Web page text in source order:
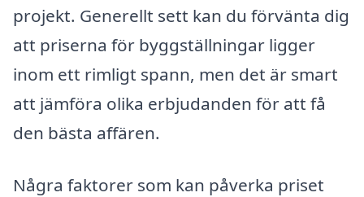
projekt. Generellt sett kan du förvänta dig
att priserna för byggställningar ligger
inom ett rimligt spann, men det är smart
att jämföra olika erbjudanden för att få
den bästa affären.
Några faktorer som kan påverka priset